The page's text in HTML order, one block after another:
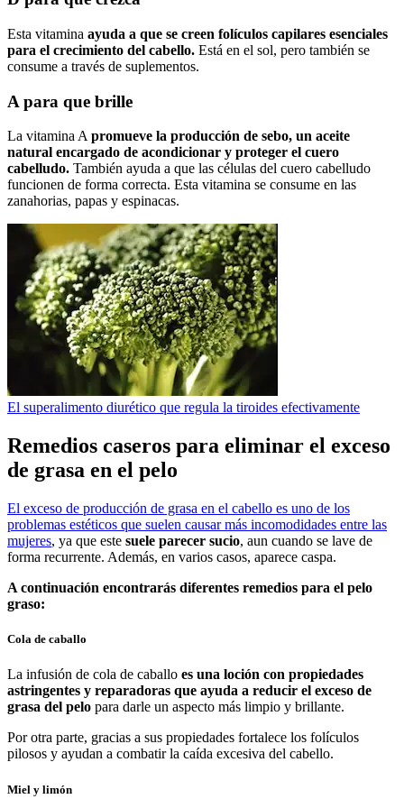
Esta vitamina ayuda a que se creen folículos capilares esenciales
para el crecimiento del cabello. Está en el sol, pero también se
consume a través de suplementos.
A para que brille
La vitamina A promueve la producción de sebo, un aceite
natural encargado de acondicionar y proteger el cuero
cabelludo. También ayuda a que las células del cuero cabelludo
funcionen de forma correcta. Esta vitamina se consume en las
zanahorias, papas y espinacas.
El superalimento diurético que regula la tiroides efectivamente
Remedios caseros para eliminar el exceso
de grasa en el pelo
El exceso de producción de grasa en el cabello es uno de los
problemas estéticos que suelen causar más incomodidades entre las
mujeres, ya que este suele parecer sucio, aun cuando se lave de
forma recurrente. Además, en varios casos, aparece caspa.
A continuación encontrarás diferentes remedios para el pelo
graso:
Cola de caballo
La infusión de cola de caballo es una loción con propiedades
astringentes y reparadoras que ayuda a reducir el exceso de
grasa del pelo para darle un aspecto más limpio y brillante.
Por otra parte, gracias a sus propiedades fortalece los folículos
pilosos y ayudan a combatir la caída excesiva del cabello.
Miel y limón